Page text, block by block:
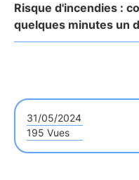
Risque d'incendies :
quelques minutes un
31/05/2024
195 Vues